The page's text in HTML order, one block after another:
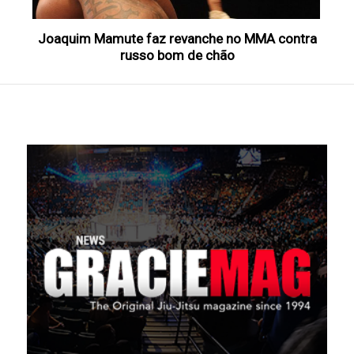
Joaquim Mamute faz revanche no MMA contra
russo bom de chão